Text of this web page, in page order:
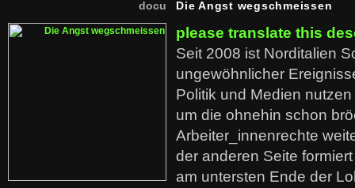
docu Die Angst wegschmeissen
please translate this
Seit 2008 ist Norditalien
ungewöhnlicher
Politik und Medien
um die ohnehin schon
Arbeiter_innenrechte
der anderen Seite
am untersten Ende der